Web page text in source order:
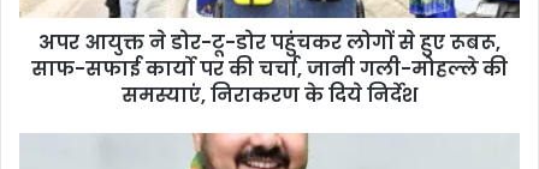
से
रूबरू,
अपर आयुक्त ने डोर-टू-डोर पहुंचकर लोगों से हुए रूबरू,
साफ-सफाई कार्यो पर की चर्चा, जानी गली-मोहल्ले की
समस्याएं, निराकरण के दिये निर्देश